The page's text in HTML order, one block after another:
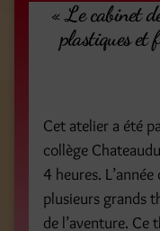
« Le cabinet
plastiques et
Cet atelier a été
collège
4 heures.
plusieurs grands
de l’aventure. Ce